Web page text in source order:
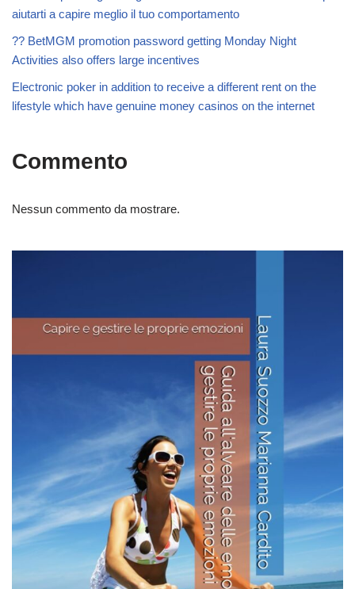
aiutarti a capire meglio il tuo comportamento
?? BetMGM promotion password getting Monday Night
Activities also offers large incentives
Electronic poker in addition to receive a different rent on the
lifestyle which have genuine money casinos on the internet
Commento
Nessun commento da mostrare.